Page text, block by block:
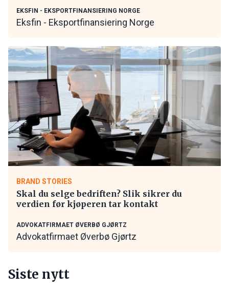
EKSFIN - EKSPORTFINANSIERING NORGE
Eksfin - Eksportfinansiering Norge
BRAND STORIES
Skal du selge bedriften? Slik sikrer du
verdien før kjøperen tar kontakt
ADVOKATFIRMAET ØVERBØ GJØRTZ
Advokatfirmaet Øverbø Gjørtz
Siste nytt